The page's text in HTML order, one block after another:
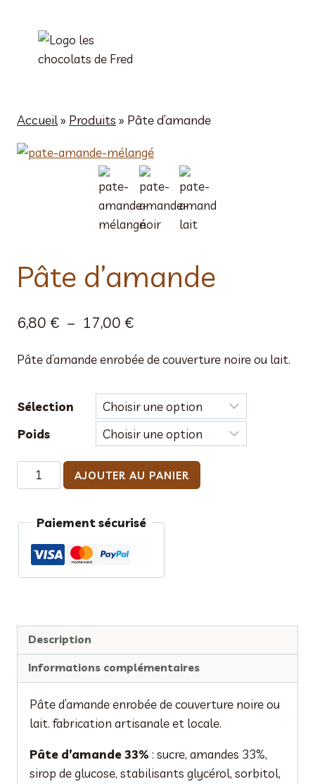
Accueil» Produits » Pâte d’amande
Pâte d’amande
6,80 € – 17,00 €
prix :
6,80 €
à
17,00 €
Pâte d’amande enrobée de couverture noire ou lait.
Sélection
Poids
quantité
de
d'amande
AJOUTER AU PANIER
Paiement sécurisé
Description
Informations complémentaires
Pâte d’amande enrobée de couverture noire ou
lait. fabrication artisanale et locale.
Pâte d’amande 33% : sucre, amandes 33%,
sirop de glucose, stabilisants glycérol, sorbitol,